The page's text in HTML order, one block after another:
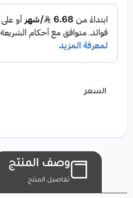
🔸 قطر الخيط: 1.75 ملم
🔸 نوع البكرة: بكرة بلاستيكية
لماذا تختار eSUN
لمسة دافئة وناعمة إلى طباعتك،
المشاريع الوظيفية والفنية.
السعر
وصف المنتج
تفاصيل المنتج